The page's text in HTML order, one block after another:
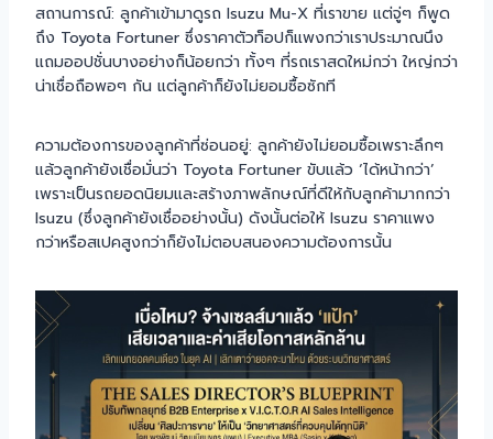
สถานการณ์: ลูกค้าเข้ามาดูรถ Isuzu Mu-X ที่เราขาย แต่จู่ๆ ก็พูด
ถึง Toyota Fortuner ซึ่งราคาตัวท็อปก็แพงกว่าเราประมาณนึง
แถมออปชั่นบางอย่างก็น้อยกว่า ทั้งๆ ที่รถเราสดใหม่กว่า ใหญ่กว่า
น่าเชื่อถือพอๆ กัน แต่ลูกค้าก็ยังไม่ยอมซื้อซักที
ความต้องการของลูกค้าที่ซ่อนอยู่: ลูกค้ายังไม่ยอมซื้อเพราะลึกๆ
แล้วลูกค้ายังเชื่อมั่นว่า Toyota Fortuner ขับแล้ว ‘ได้หน้ากว่า’
เพราะเป็นรถยอดนิยมและสร้างภาพลักษณ์ที่ดีให้กับลูกค้ามากกว่า
Isuzu (ซึ่งลูกค้ายังเชื่ออย่างนั้น) ดังนั้นต่อให้ Isuzu ราคาแพง
กว่าหรือสเปคสูงกว่าก็ยังไม่ตอบสนองความต้องการนั้น